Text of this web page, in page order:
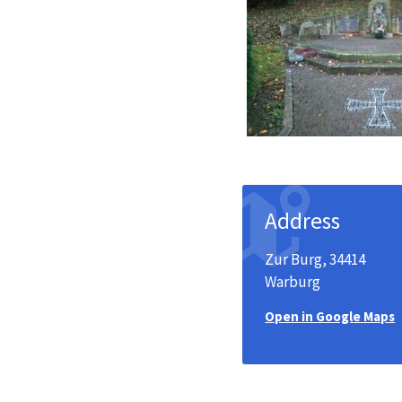
Address
Zur Burg, 34414
Warburg
Open in Google Maps